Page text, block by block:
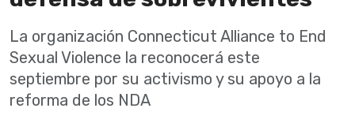
La organización Connecticut Alliance to End
Sexual Violence la reconocerá este
septiembre por su activismo y su apoyo a la
reforma de los NDA